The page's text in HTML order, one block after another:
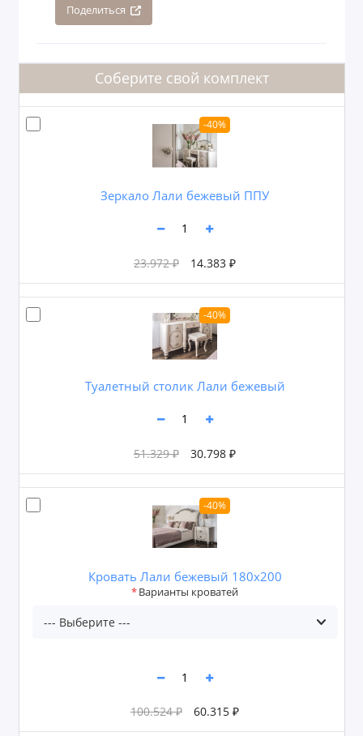
Поделиться
Соберите свой комплект
-40%
Зеркало Лали бежевый ППУ
23.972 ₽ 14.383 ₽
-40%
Туалетный столик Лали бежевый
51.329 ₽ 30.798 ₽
-40%
Кровать Лали бежевый 180х200
Варианты кроватей
100.524 ₽ 60.315 ₽